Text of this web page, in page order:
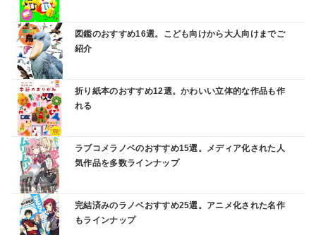
図鑑のおすすめ16選。こども向けから大人向けまでご
紹介
折り紙本のおすすめ12選。かわいい立体的な作品も作
れる
ラブコメラノベのおすすめ15選。メディア化された人
気作品を多数ラインナップ
完結済みのラノベおすすめ25選。アニメ化された名作
もラインナップ